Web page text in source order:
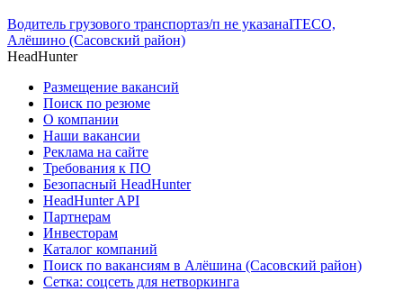
Водитель грузового транспортаз/п не указанаITECO,
Алёшино (Сасовский район)
HeadHunter
Размещение вакансий
Поиск по резюме
О компании
Наши вакансии
Реклама на сайте
Требования к ПО
Безопасный HeadHunter
HeadHunter API
Партнерам
Инвесторам
Каталог компаний
Поиск по вакансиям в Алёшина (Сасовский район)
Сетка: соцсеть для нетворкинга